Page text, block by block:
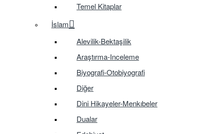
Temel Kitaplar
İslam
Alevilik-Bektaşilik
Araştırma-Inceleme
Biyografi-Otobiyografi
Diğer
Dini Hikayeler-Menkıbeler
Dualar